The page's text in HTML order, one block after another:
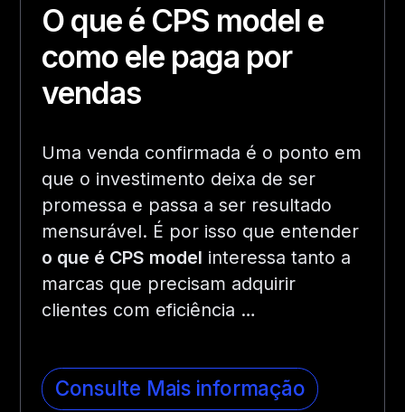
O que é CPS model e
como ele paga por
vendas
Uma venda confirmada é o ponto em
que o investimento deixa de ser
promessa e passa a ser resultado
mensurável. É por isso que entender
o que é CPS model interessa tanto a
marcas que precisam adquirir
clientes com eficiência …
Consulte Mais informação